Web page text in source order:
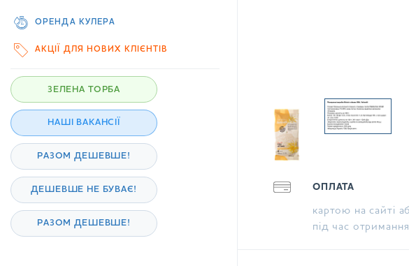
ОРЕНДА КУЛЕРА
АКЦІЇ ДЛЯ НОВИХ КЛІЄНТІВ
ЗЕЛЕНА ТОРБА
НАШІ ВАКАНСІЇ
РАЗОМ ДЕШЕВШЕ!
ДЕШЕВШЕ НЕ БУВАЄ!
РАЗОМ ДЕШЕВШЕ!
ОПЛАТА
картою на сайті
під час